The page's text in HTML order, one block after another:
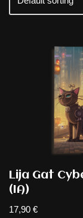
Lija Gat
(IA)
17,90 €